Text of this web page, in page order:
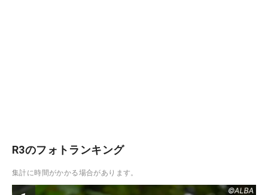
R3のフォトランキング
集計に時間がかかる場合があります。